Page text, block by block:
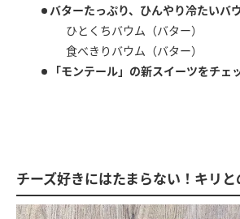
バターたっぷり、ひんやり冷たいバ
ひとくちバウム（バター）
食べきりバウム（バター）
「モンテール」の新スイーツをチェ
チーズ好きにはたまらない！キリ